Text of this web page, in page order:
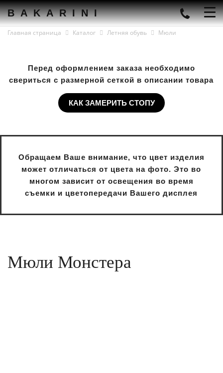
BAKARINI
Главная страница Каталог Летняя обувь Мюли
Перед оформлением заказа необходимо
свериться с размерной сеткой в описании товара
КАК ЗАМЕРИТЬ СТОПУ
Обращаем Ваше внимание, что цвет изделия
может отличаться от цвета на фото. Это во
многом зависит от освещения во время
съемки и цветопередачи Вашего дисплея
Мюли Монстера